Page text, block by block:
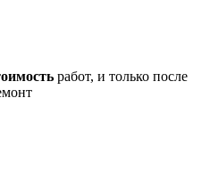
работ, и только после